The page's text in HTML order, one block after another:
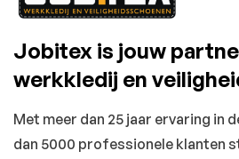
Jobitex is jouw
werkkledij en
Met meer dan 25 jaar ervaring in
dan 5000 professionele klanten